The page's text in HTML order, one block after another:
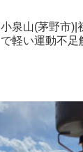
小泉山(茅野市)|
で軽い運動不足